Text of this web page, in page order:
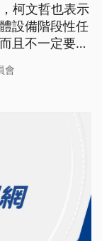
柯文哲也表示
設備階段性任
且不一定要體
一些 新的問
會